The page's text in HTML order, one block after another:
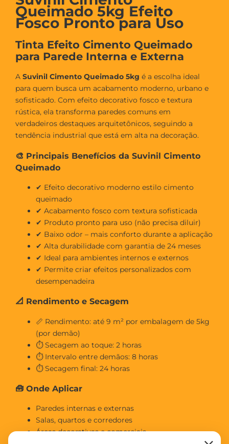
Queimado 5kg Efeito
Fosco Pronto para Uso
Tinta Efeito Cimento Queimado
para Parede Interna e Externa
A Suvinil Cimento Queimado 5kg é a escolha ideal
para quem busca um acabamento moderno, urbano e
sofisticado. Com efeito decorativo fosco e textura
rústica, ela transforma paredes comuns em
verdadeiros destaques arquitetônicos, seguindo a
tendência industrial que está em alta na decoração.
🎨 Principais Benefícios da Suvinil Cimento
Queimado
✔ Efeito decorativo moderno estilo cimento
queimado
✔ Acabamento fosco com textura sofisticada
✔ Produto pronto para uso (não precisa diluir)
✔ Baixo odor – mais conforto durante a aplicação
✔ Alta durabilidade com garantia de 24 meses
✔ Ideal para ambientes internos e externos
✔ Permite criar efeitos personalizados com
desempenadeira
📐 Rendimento e Secagem
📏 Rendimento: até 9 m² por embalagem de 5kg
(por demão)
⏱ Secagem ao toque: 2 horas
⏱ Intervalo entre demãos: 8 horas
⏱ Secagem final: 24 horas
🧰 Onde Aplicar
Paredes internas e externas
Salas, quartos e corredores
Áreas decorativas e comerciais